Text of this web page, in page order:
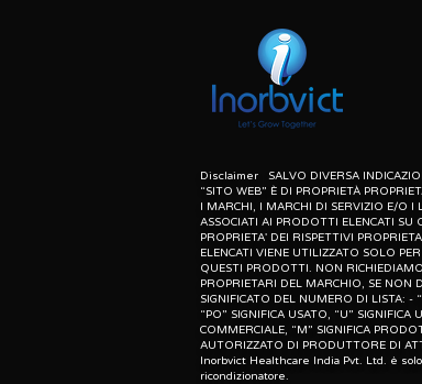
Model Name/Number
Ventilation Modes
Patient Age Group
Mounting Type
Touch Screen Present
Brand
Model Name/Number
herein associated with the products
purpose of identification of those
meaning of list number: - “r” means
dealer of original equipment
Disclaimer SALVO DIVERSA
“SITO WEB” È DI PROPRIETÀ
I MARCHI, I MARCHI DI SERVIZIO E/O I
ASSOCIATI AI PRODOTTI ELENCATI SU
PROPRIETA' DEI RISPETTIVI
ELENCATI VIENE UTILIZZATO SOLO
QUESTI PRODOTTI. NON
PROPRIETARI DEL MARCHIO, SE NON
SIGNIFICATO DEL NUMERO DI LISTA: -
“PO” SIGNIFICA USATO, “U” SIGNIFICA
COMMERCIALE, “M” SIGNIFICA
AUTORIZZATO DI PRODUTTORE DI
Inorbvict Healthcare India Pvt. Ltd. è
ricondizionatore.